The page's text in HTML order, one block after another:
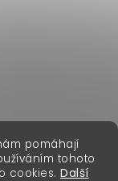
pomáhají
tohoto
cookies. Další
vyhrazena.